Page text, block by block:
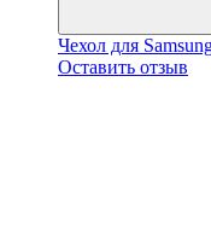
Чехол для
Оставить отзыв